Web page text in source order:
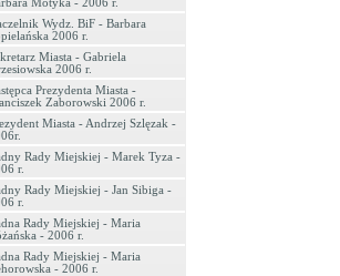
Motyka - 2006 r.
Wydz. BiF - Barbara
2006 r.
Miasta - Gabriela
2006 r.
Prezydenta Miasta -
Zaborowski 2006 r.
Miasta - Andrzej Szlęzak -
Rady Miejskiej - Marek Tyza -
r.
Rady Miejskiej - Jan Sibiga -
r.
Rady Miejskiej - Maria
- 2006 r.
Rady Miejskiej - Maria
- 2006 r.